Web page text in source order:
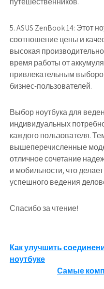
5. ASUS ZenBook 14: Этот
соотношение цены и
высокая
время работы от
привлекательным
бизнес-пользователей.
Выбор ноутбука для
индивидуальных
каждого пользователя.
вышеперечисленные
отличное сочетание
и мобильности, что
успешного ведения
Спасибо за чтение!
Навигация
по
Как улучшить
ноутбуке
Самые